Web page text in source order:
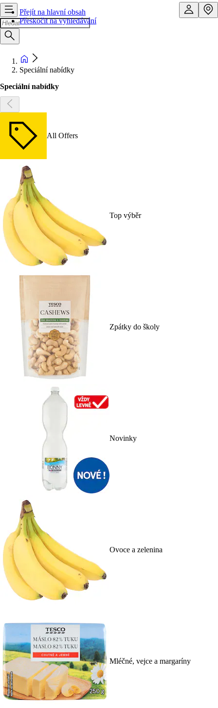
Přejít na hlavní obsah
Přeskočit na vyhledávání
Speciální nabídky
Speciální nabídky
All Offers
Top výběr
Zpátky do školy
Novinky
Ovoce a zelenina
Mléčné, vejce a margaríny